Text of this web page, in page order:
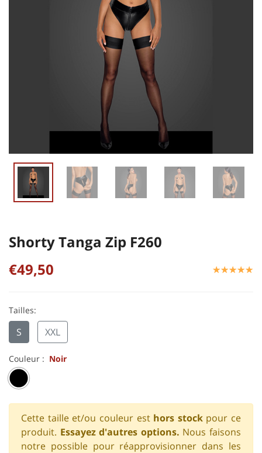
Shorty Tanga Zip F260
€49,50
☆☆☆☆☆
★★★★★
Tailles:
S XXL
Couleur : Noir
Cette taille et/ou couleur est hors stockpour ce
produit. Essayez d'autres options. Nous faisons
notre possible pour réapprovisionner dans les